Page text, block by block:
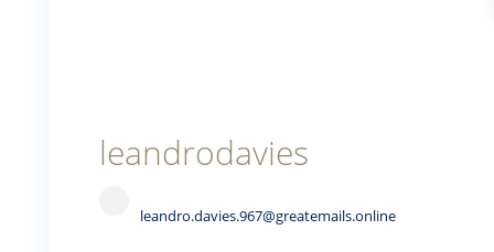
leandrodavies
leandro.davies.967@greatemails.online